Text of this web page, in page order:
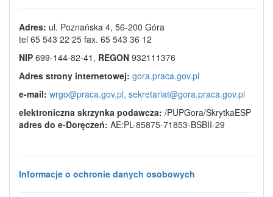
Adres: ul. Poznańska 4, 56-200 Góra
tel 65 543 22 25 fax. 65 543 36 12
NIP 699-144-82-41, REGON 932111376
Adres strony internetowej: gora.praca.gov.pl
e-mail: wrgo@praca.gov.pl, sekretariat@gora.praca.gov.pl
elektroniczna skrzynka podawcza: /PUPGora/SkrytkaESP
adres do e-Doręczeń: AE:PL-85875-71853-BSBII-29
Informacje o ochronie danych osobowych